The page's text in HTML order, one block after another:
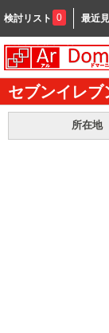
検討リスト 0 最近
セブンイレブ
所在地